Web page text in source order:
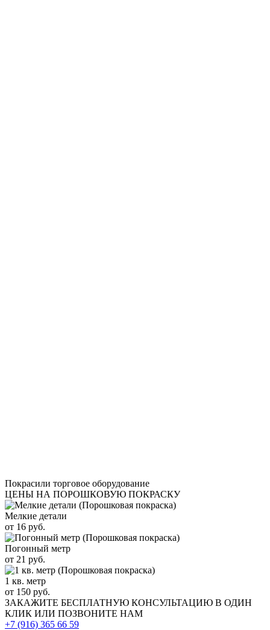
Покрасили торговое оборудование
ЦЕНЫ НА ПОРОШКОВУЮ ПОКРАСКУ
Мелкие детали
от 16 руб.
Погонный метр
от 21 руб.
1 кв. метр
от 150 руб.
ЗАКАЖИТЕ БЕСПЛАТНУЮ КОНСУЛЬТАЦИЮ В ОДИН
КЛИК ИЛИ ПОЗВОНИТЕ НАМ
+7 (916) 365 66 59